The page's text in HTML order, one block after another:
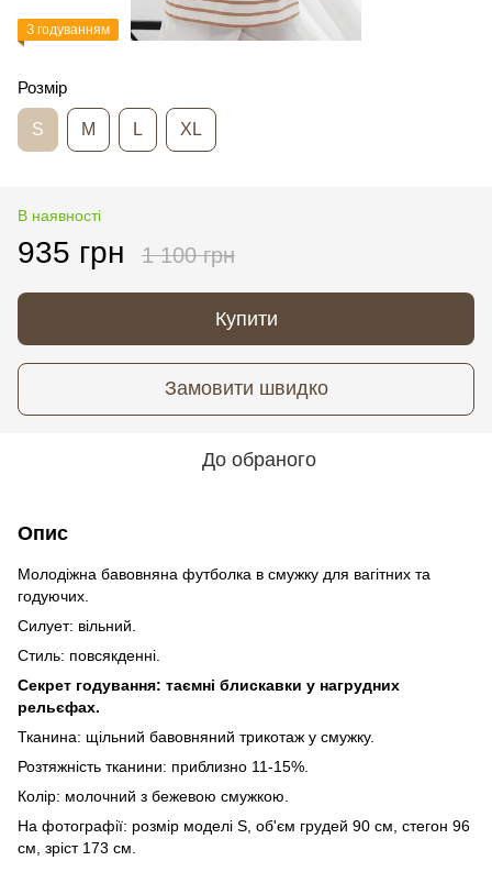
З годуванням
Розмір
S M L XL
В наявності
935 грн 1 100 грн
Купити
Замовити швидко
До обраного
Опис
Молодіжна бавовняна футболка в смужку для вагітних та
годуючих.
Силует: вільний.
Стиль: повсякденні.
Секрет годування: таємні блискавки у нагрудних
рельєфах.
Тканина: щільний бавовняний трикотаж у смужку.
Розтяжність тканини: приблизно 11-15%.
Колір: молочний з бежевою смужкою.
На фотографії: розмір моделі S, об'єм грудей 90 см, стегон 96
см, зріст 173 см.